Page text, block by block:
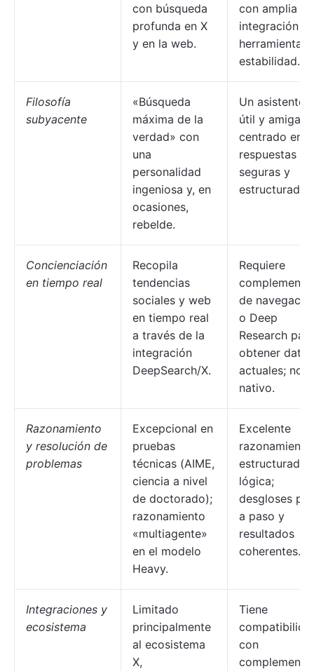
con búsqueda
profunda en X
y en la web.
con amplia
integración
herramientas
estabilidad.
Filosofía
subyacente
«Búsqueda
máxima de la
verdad» con
una
personalidad
ingeniosa y, en
ocasiones,
rebelde.
Un asistente
útil y
centrado en
respuestas
seguras y
estructuradas.
Concienciación
en tiempo real
Recopila
tendencias
sociales y web
en tiempo real
a través de la
integración
DeepSearch/X.
Requiere
de
o Deep
Research para
obtener datos
actuales; no
nativo.
Razonamiento
y resolución de
problemas
Excepcional en
pruebas
técnicas (AIME,
ciencia a nivel
de doctorado);
razonamiento
«multiagente»
en el modelo
Heavy.
Excelente
razonamiento
estructurado
lógica;
desgloses
a paso y
resultados
coherentes.
Integraciones y
ecosistema
Limitado
principalmente
al ecosistema
X,
Tiene
con